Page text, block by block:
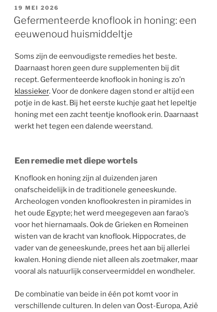
GEPLAATST
OP
19 MEI 2026
Gefermenteerde knoflook in honing: een
eeuwenoud huismiddeltje
Soms zijn de eenvoudigste remedies het beste.
Daarnaast horen geen dure supplementen bij dit
recept. Gefermenteerde knoflook in honing is zo’n
klassieker. Voor de donkere dagen stond er altijd een
potje in de kast. Bij het eerste kuchje gaat het lepeltje
honing met een zacht teentje knoflook erin. Daarnaast
werkt het tegen een dalende weerstand.
Een remedie met diepe wortels
Knoflook en honing zijn al duizenden jaren
onafscheidelijk in de traditionele geneeskunde.
Archeologen vonden knoflookresten in piramides in
het oude Egypte; het werd meegegeven aan farao’s
voor het hiernamaals. Ook de Grieken en Romeinen
wisten van de kracht van knoflook. Hippocrates, de
vader van de geneeskunde, prees het aan bij allerlei
kwalen. Honing diende niet alleen als zoetmaker, maar
vooral als natuurlijk conserveermiddel en wondheler.
De combinatie van beide in één pot komt voor in
verschillende culturen. In delen van Oost-Europa, Azië